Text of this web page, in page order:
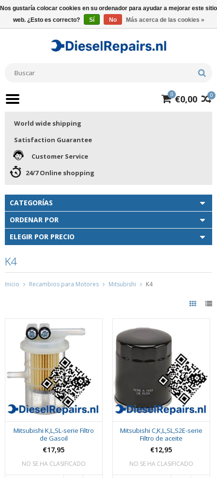
0
0 €0,00
World wide shipping
Satisfaction Guarantee
Customer Service
24/7 Online shopping
CATEGORÍAS
ORDENAR POR
ELEGIR POR PRECIO
K4
Inicio Recambios para Motores Mitsubishi K4
Mitsubishi K,L,SL-serie Filtro
de Gasoil
€17,95
NO SE HA CLASIFICADO
Mitsubishi C,K,L,SL,S2E-serie
Filtro de aceite
€12,95
NO SE HA CLASIFICADO
Nos gustaría colocar cookies en su ordenador para ayudar a mejorar este sitio
web. ¿Esto es correcto?
Sí No Más acerca de las cookies »